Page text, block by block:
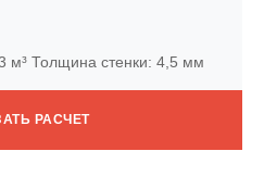
м³ Толщина стенки: 4,5 мм
РАСЧЕТ